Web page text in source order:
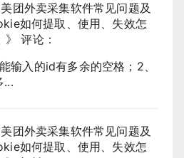
美团外卖采集软件常见问题及
如何提取、使用、失效怎
》 评论：
输入的id有多余的空格；2、
...
美团外卖采集软件常见问题及
如何提取、使用、失效怎